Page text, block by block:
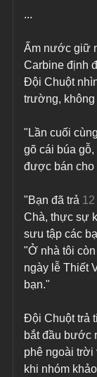
...
Ấm nước giữ
Carbine định
Đội Chuột
trường, không
"Lần cuối
gõ cái búa
được bán cho
"Bạn đã trả 12
Chà, thực sự
sưu tập các
"Ở nhà tôi
ngày lễ Thiết
bạn."
Đội Chuột trả
bắt đầu bước
phê ngoài
khi nhóm